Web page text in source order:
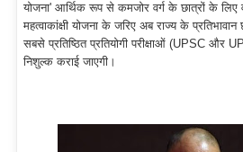
योजना' आर्थिक रूप से कमजोर वर्ग के छात्रों के लिए
महत्वाकांक्षी योजना के जरिए अब राज्य के
सबसे प्रतिष्ठित प्रतियोगी परीक्षाओं (UPSC और
निशुल्क कराई जाएगी।